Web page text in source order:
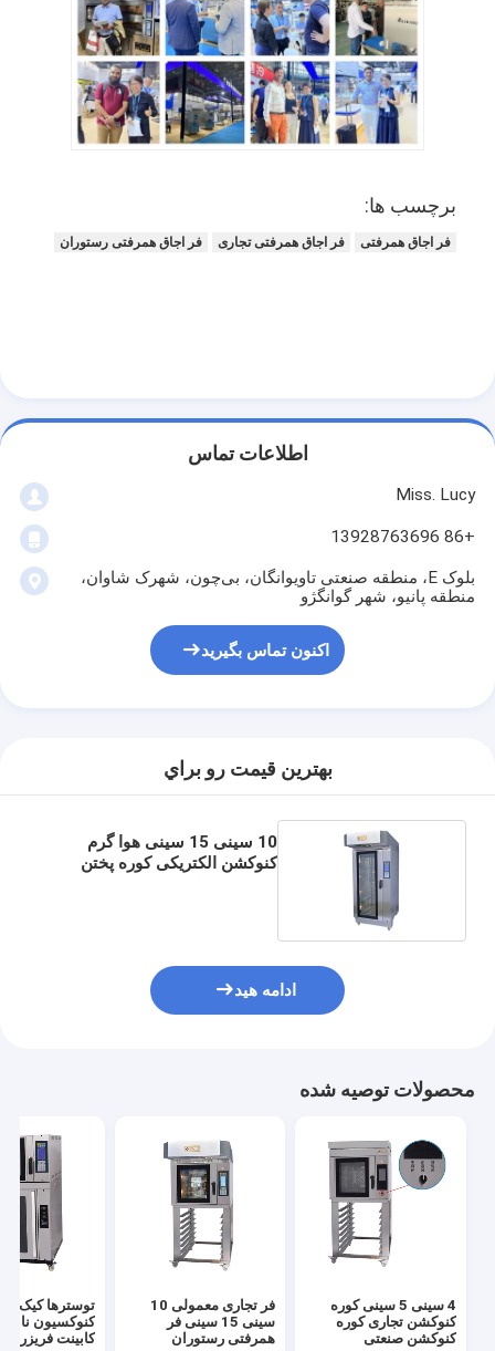
ضامن ساز نانوایی
تست کننده یخچال
اجاق پودر
فر کانوکشن
فریزر نمایشگر تجاری
کابينت نمايش پخت و پز
برچسب ها:
فر اجاق همرفتی فر اجاق همرفتی تجاری فر اجاق همرفتی رستوران
اطلاعات تماس
Miss. Lucy
+86 13928763696
بلوک E، منطقه صنعتی تاویوانگان، بی‌چون، شهرک شاوان،
منطقه پانیو، شهر گوانگژو
اکنون تماس بگیرید
بهترين قيمت رو براي
10 سینی 15 سینی هوا گرم
کنوکشن الکتریکی کوره پختن
ادامه هید
محصولات توصیه شده
4 سینی 5 سینی کوره
کنوکشن تجاری کوره
کنوکشن صنعتی
فر تجاری معمولی 10
سینی 15 سینی فر
همرفتی رستوران
توسترها کیک
کنوکسیون نان
کابینت فریزر